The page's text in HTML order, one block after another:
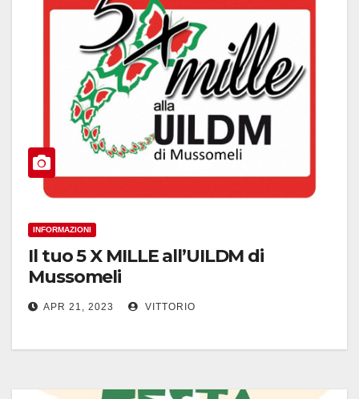
INFORMAZIONI
Il tuo 5 X MILLE all’UILDM di
Mussomeli
APR 21, 2023 VITTORIO